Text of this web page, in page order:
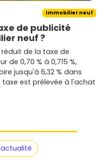
Immobilier neuf
de publicité
neuf ?
de la taxe de
de 0,70 % à 0,715 %,
jusqu'à 6,32 % dans
est prélevée à l'achat